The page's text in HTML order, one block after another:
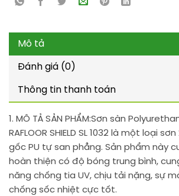
Mô tả
Đánh giá (0)
Thông tin thanh toán
1. MÔ TẢ SẢN PHẨM:Sơn sàn
RAFLOOR SHIELD SL 1032 là một loại
gốc PU tự san phẳng. Sản phẩm này
hoàn thiện có độ bóng trung bình,
năng chống tia UV, chịu tải nặng, sự
chống sốc nhiệt cực tốt.